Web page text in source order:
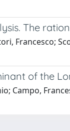
The
Francesco;
of the
Campo,